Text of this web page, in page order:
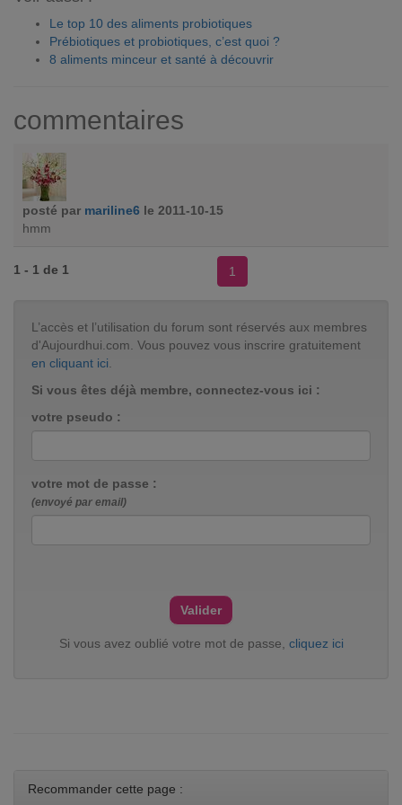
Le top 10 des aliments probiotiques
Prébiotiques et probiotiques, c’est quoi ?
8 aliments minceur et santé à découvrir
commentaires
posté par mariline6 le 2011-10-15
hmm
1 - 1 de 1 1
L’accès et l’utilisation du forum sont réservés aux membres
d'Aujourdhui.com. Vous pouvez vous inscrire gratuitement
en cliquant ici.
Si vous êtes déjà membre, connectez-vous ici :
votre pseudo :
votre mot de passe :
(envoyé par email)
Si vous avez oublié votre mot de passe, cliquez ici
Recommander cette page :